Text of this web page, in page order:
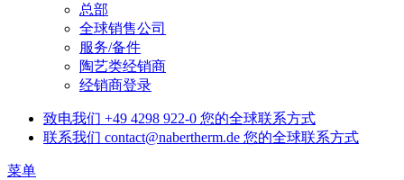
总部
全球销售公司
服务/备件
陶艺类经销商
经销商登录
致电我们 +49 4298 922-0 您的全球联系方式
联系我们 contact@nabertherm.de 您的全球联系方式
菜单